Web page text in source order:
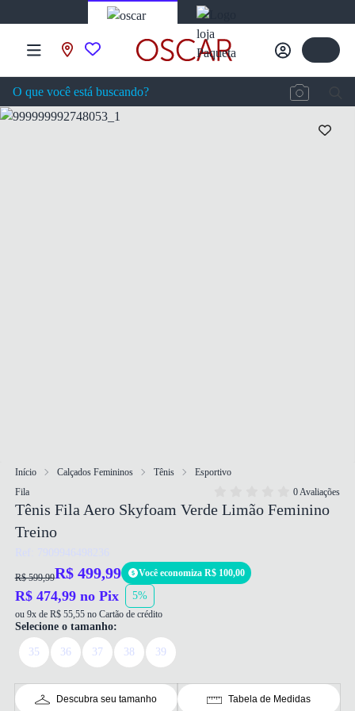
Início Calçados Femininos Tênis
Esportivo
Fila
0 Avaliações
Tênis Fila Aero Skyfoam Verde Limão Feminino
Treino
Ref: 7909946498236
R$ 599,99R$ 499,99 Você economiza R$ 100,00
R$ 474,99 no Pix 5%
ou 9x de R$ 55,55 no Cartão de crédito
Selecione o tamanho:
35 36 37 38 39
Descubra seu tamanho Tabela de Medidas